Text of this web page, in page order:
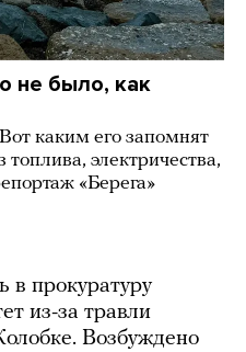
не было, как
каким его запомнят
электричества,
«Берега»
в прокуратуру
из-за травли
Возбуждено